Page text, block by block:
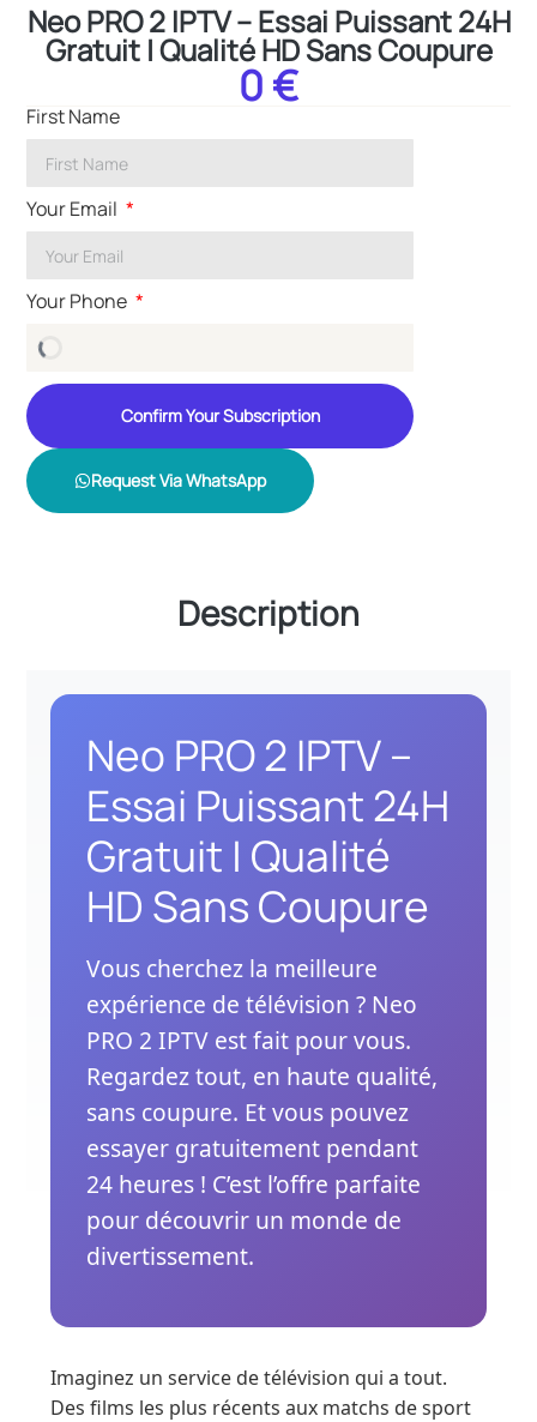
Neo PRO 2 IPTV – Essai Puissant 24H
Gratuit | Qualité HD Sans Coupure
0 €
First Name
Your Email
Your Phone
Confirm Your Subscription
Request Via WhatsApp
Description
Neo PRO 2 IPTV –
Essai Puissant 24H
Gratuit | Qualité
HD Sans Coupure
Vous cherchez la meilleure
expérience de télévision ? Neo
PRO 2 IPTV est fait pour vous.
Regardez tout, en haute qualité,
sans coupure. Et vous pouvez
essayer gratuitement pendant
24 heures ! C’est l’offre parfaite
pour découvrir un monde de
divertissement.
Imaginez un service de télévision qui a tout.
Des films les plus récents aux matchs de sport